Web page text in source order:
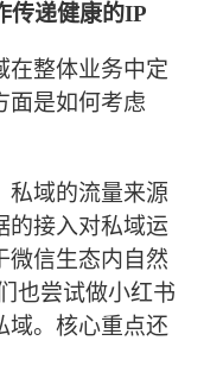
传递健康的IP
在整体业务中定
面是如何考虑
私域的流量来源
的接入对私域运
微信生态内自然
也尝试做小红书
域。核心重点还